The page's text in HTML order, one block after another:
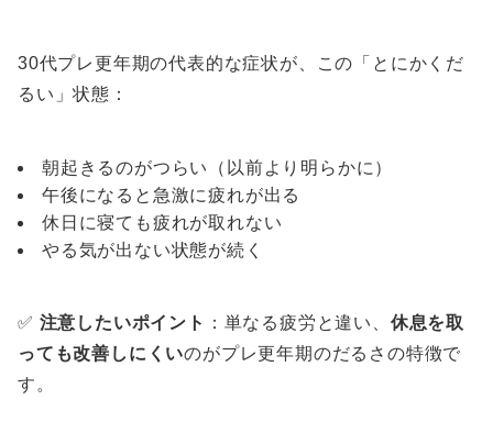
30代プレ更年期の代表的な症状が、この「とにかくだ
るい」状態：
朝起きるのがつらい（以前より明らかに）
午後になると急激に疲れが出る
休日に寝ても疲れが取れない
やる気が出ない状態が続く
✅ 注意したいポイント ：単なる疲労と違い、 休息を取
っても改善しにくいのがプレ更年期のだるさの特徴で
す。